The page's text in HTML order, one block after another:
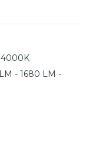
- 1680 LM -